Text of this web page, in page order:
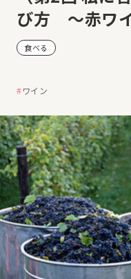
び方 〜赤ワイ
食べる
ワイン